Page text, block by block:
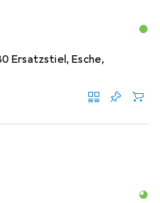
Ersatzstiel, Esche,